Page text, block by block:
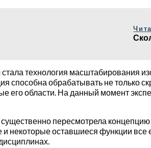
технология масштабирования
способна обрабатывать не только
его области. На данный момент
пересмотрела
некоторые оставшиеся функции все